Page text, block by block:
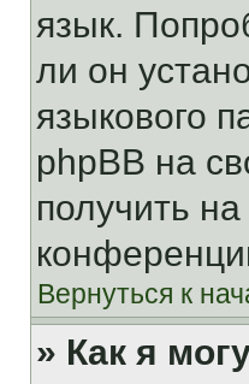
язык.
ли он
языкового
phpBB на
получить
Вернуться к
» Как я